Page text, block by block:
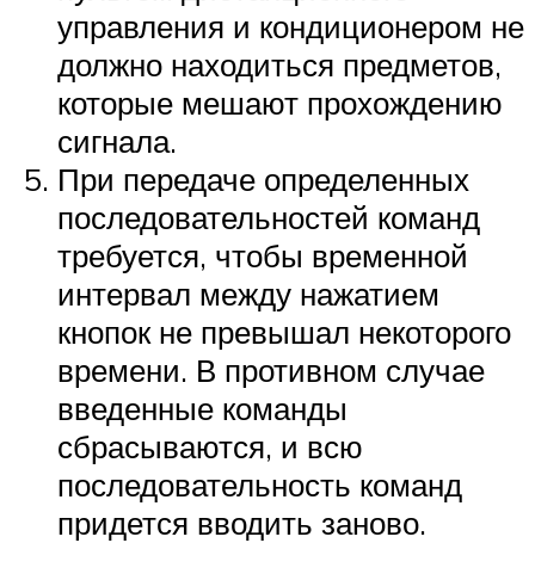
управления и кондиционером не
должно находиться предметов,
которые мешают прохождению
сигнала.
При передаче определенных
последовательностей команд
требуется, чтобы временной
интервал между нажатием
кнопок не превышал некоторого
времени. В противном случае
введенные команды
сбрасываются, и всю
последовательность команд
придется вводить заново.